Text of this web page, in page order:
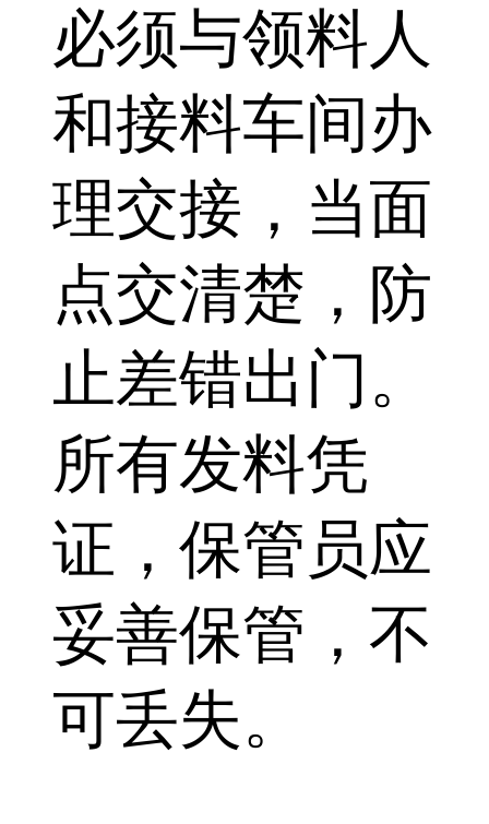
必须与领料人
和接料车间办
理交接，当面
点交清楚，防
止差错出门。
所有发料凭
证，保管员应
妥善保管，不
可丢失。